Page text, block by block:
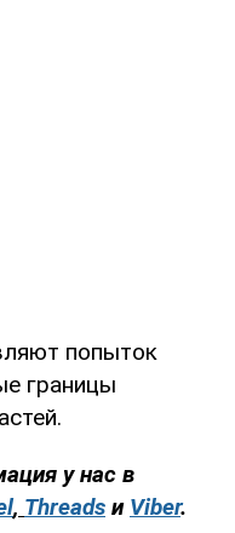
попыток
границы
у нас в
, Threads и Viber.